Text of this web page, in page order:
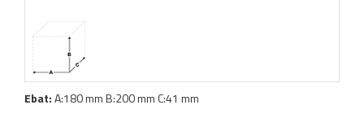
Ebat:A:180 mm B:200 mm C:41 mm